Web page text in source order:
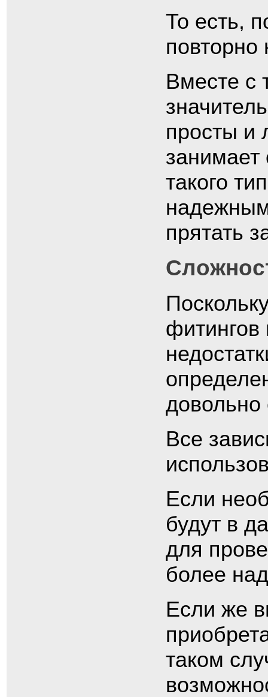
То есть,
повторно
Вместе с
просты и
занимает
такого
прятать
фитингов
Все
Если
будут в
для
более
Если же
таком